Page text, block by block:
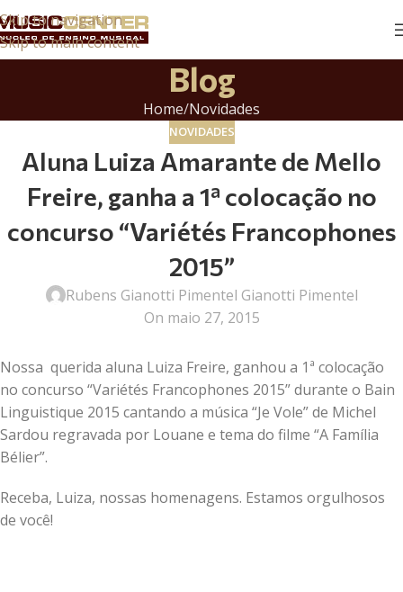
Skip to navigation
Skip to main content
Blog
Home Novidades
NOVIDADES
Aluna Luiza Amarante de Mello
Freire, ganha a 1ª colocação no
concurso “Variétés Francophones
2015”
Rubens Gianotti Pimentel Gianotti Pimentel
On maio 27, 2015
Nossa querida aluna Luiza Freire, ganhou a 1ª colocação
no concurso “Variétés Francophones 2015” durante o Bain
Linguistique 2015 cantando a música “Je Vole” de Michel
Sardou regravada por Louane e tema do filme “A Família
Bélier”.
Receba, Luiza, nossas homenagens. Estamos orgulhosos
de você!